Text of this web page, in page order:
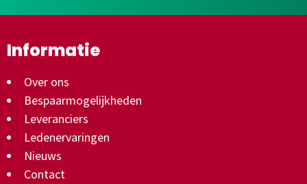
Informatie
Over ons
Bespaarmogelijkheden
Leveranciers
Ledenervaringen
Nieuws
Contact